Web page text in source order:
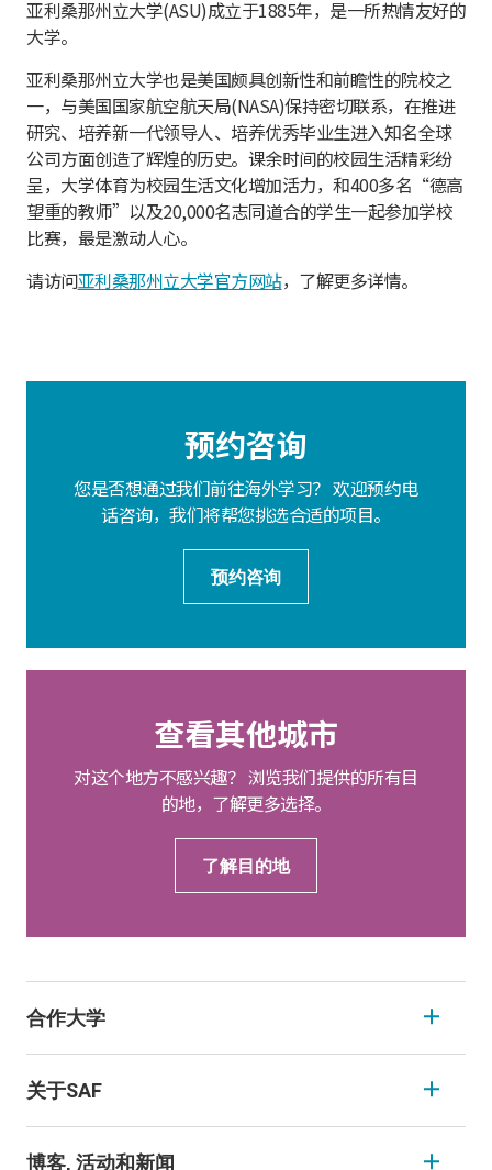
亚利桑那州立大学(ASU)成立于1885年，是一所热情友好的
大学。
亚利桑那州立大学也是美国颇具创新性和前瞻性的院校之
一，与美国国家航空航天局(NASA)保持密切联系，在推进
研究、培养新一代领导人、培养优秀毕业生进入知名全球
公司方面创造了辉煌的历史。课余时间的校园生活精彩纷
呈，大学体育为校园生活文化增加活力，和400多名“德高
望重的教师”以及20,000名志同道合的学生一起参加学校
比赛，最是激动人心。
请访问亚利桑那州立大学官方网站，了解更多详情。
预约咨询
您是否想通过我们前往海外学习？ 欢迎预约电
话咨询，我们将帮您挑选合适的项目。
预约咨询
查看其他城市
对这个地方不感兴趣？ 浏览我们提供的所有目
的地，了解更多选择。
了解目的地
合作大学
关于SAF
博客, 活动和新闻